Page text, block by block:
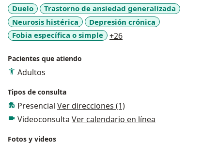
Duelo
Trastorno de ansiedad generalizada
Neurosis histérica
Depresión crónica
Fobia específica o simple
+26a11y_sr_more_diseases
Pacientes que atiendo
Adultos
Tipos de consulta
Presencial Ver direcciones (1)
Videoconsulta Ver calendario en línea
Fotos y videos